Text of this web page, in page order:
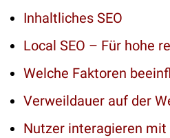
Inhaltliches SEO
Local SEO – Für hohe
Welche Faktoren
Verweildauer auf der
Nutzer interagieren mit